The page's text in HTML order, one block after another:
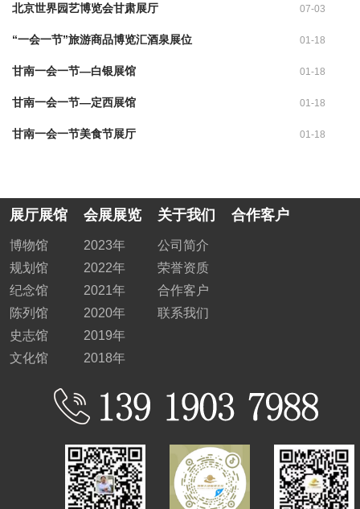
北京世界园艺博览会甘肃展厅 07-03
“一会一节”旅游商品博览汇酒泉展位 01-18
甘南一会一节—白银展馆 01-18
甘南一会一节—定西展馆 01-18
甘南一会一节美食节展厅 01-18
展厅展馆
博物馆
规划馆
纪念馆
陈列馆
史志馆
文化馆
会展展览
2023年
2022年
2021年
2020年
2019年
2018年
关于我们
公司简介
荣誉资质
合作客户
联系我们
合作客户